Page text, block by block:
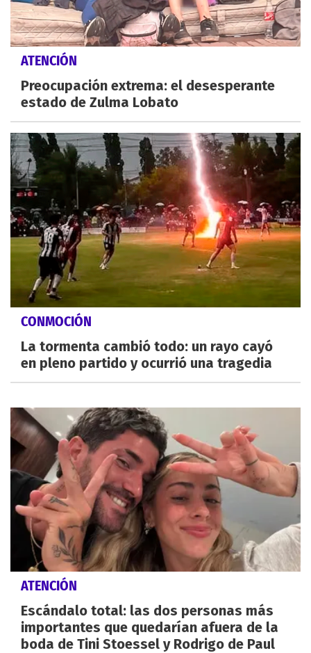
ATENCIÓN
Preocupación extrema: el desesperante
estado de Zulma Lobato
CONMOCIÓN
La tormenta cambió todo: un rayo cayó
en pleno partido y ocurrió una tragedia
ATENCIÓN
Escándalo total: las dos personas más
importantes que quedarían afuera de la
boda de Tini Stoessel y Rodrigo de Paul